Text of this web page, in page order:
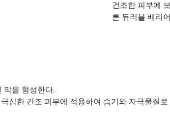
건조한 피부에
론 듀러블 배리
막을 형성한다.
심한 건조 피부에 적용하여 습기와 자극물질